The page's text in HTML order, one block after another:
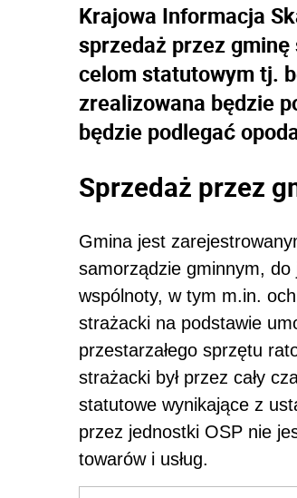
Krajowa Informacja
sprzedaż przez gminę
celom statutowym tj.
zrealizowana będzie
będzie podlegać
Sprzedaż przez
Gmina jest
samorządzie gminnym, do
wspólnoty, w tym m.in.
strażacki na podstawie
przestarzałego sprzętu
strażacki był przez cały
statutowe wynikające z
przez jednostki OSP nie
towarów i usług.